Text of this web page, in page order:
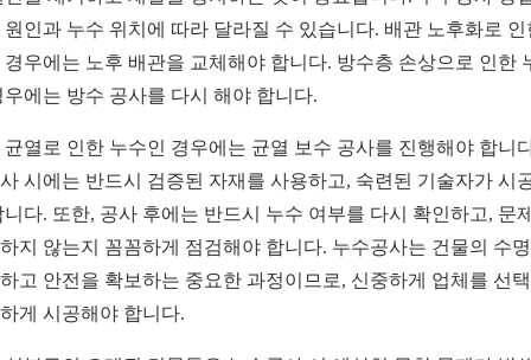
원인과 누수 위치에 따라 달라질 수 있습니다. 배관 노후화로 인
경우에는 노후 배관을 교체해야 합니다. 방수층 손상으로 인한
우에는 방수 공사를 다시 해야 합니다.
균열로 인한 누수인 경우에는 균열 보수 공사를 진행해야 합니
시에는 반드시 검증된 자재를 사용하고, 숙련된 기술자가 시
니다. 또한, 공사 후에는 반드시 누수 여부를 다시 확인하고, 문
지 않는지 꼼꼼하게 점검해야 합니다. 누수공사는 건물의 수
고 안전을 확보하는 중요한 과정이므로, 신중하게 업체를 선
게 시공해야 합니다.